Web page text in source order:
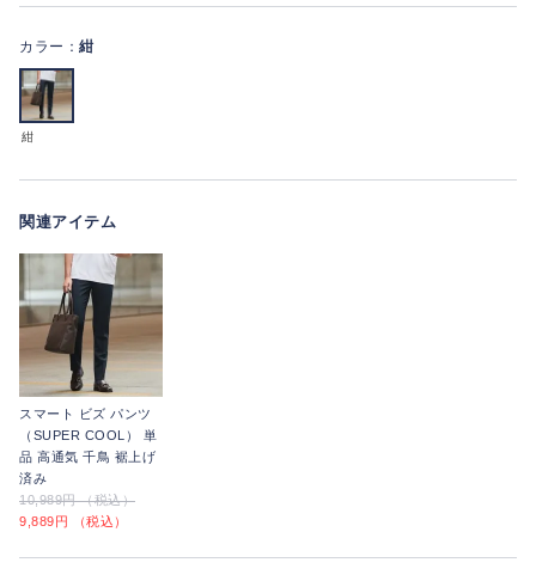
カラー： 紺
紺
関連アイテム
スマート ビズ パンツ
（SUPER COOL） 単
品 高通気 千鳥 裾上げ
済み
10,989円 （税込）
9,889円 （税込）